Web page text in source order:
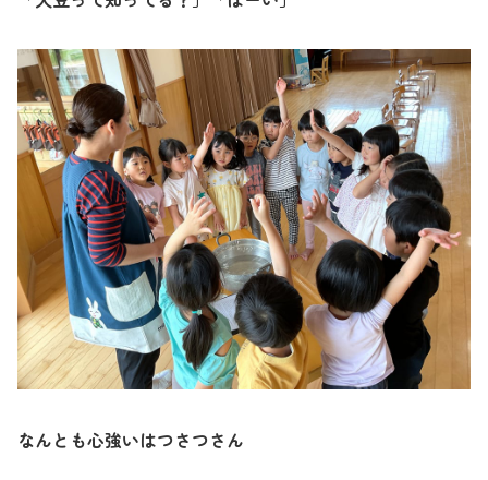
なんとも心強いはつさつさん